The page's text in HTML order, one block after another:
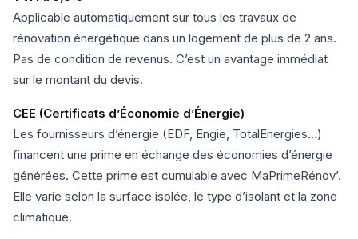
Applicable automatiquement sur tous les travaux de
rénovation énergétique dans un logement de plus de 2 ans.
Pas de condition de revenus. C’est un avantage immédiat
sur le montant du devis.
CEE (Certificats d’Économie d’Énergie)
Les fournisseurs d’énergie (EDF, Engie, TotalEnergies…)
financent une prime en échange des économies d’énergie
générées. Cette prime est cumulable avec MaPrimeRénov’.
Elle varie selon la surface isolée, le type d’isolant et la zone
climatique.